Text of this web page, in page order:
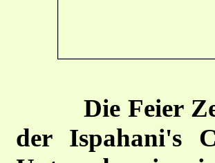
Die Feier
der Ispahani's